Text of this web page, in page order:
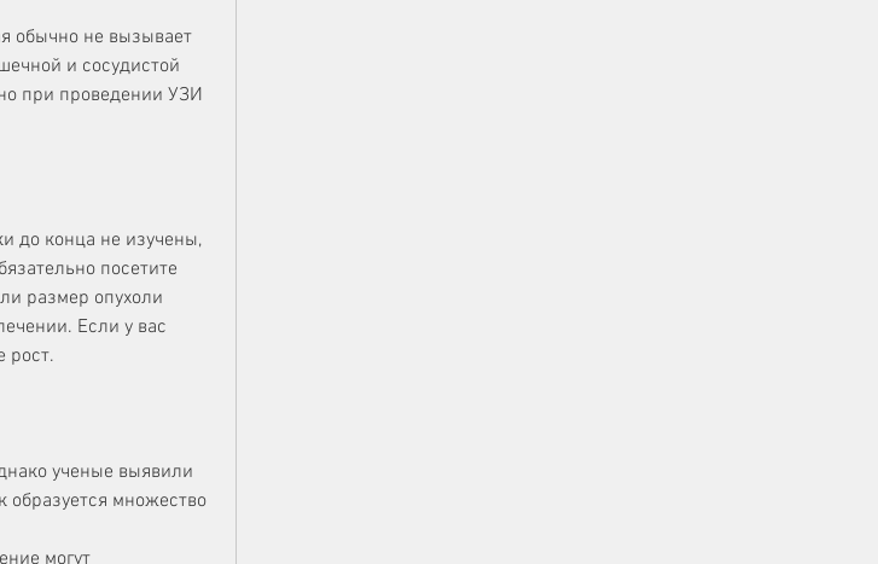
обычно не вызывает
и сосудистой
при проведении УЗИ
до конца не изучены,
посетите
размер опухоли
Если у вас
рост.
ученые выявили
образуется множество